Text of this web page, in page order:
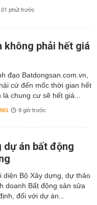
01 phút trước
không phải hết giá
đạo Batdongsan.com.vn,
cứ đến mốc thời gian hết
là chung cư sẽ hết giá...
9 giờ trước
dự án bất động
diện Bộ Xây dựng, dự thảo
doanh Bất động sản sửa
đối với dự án...